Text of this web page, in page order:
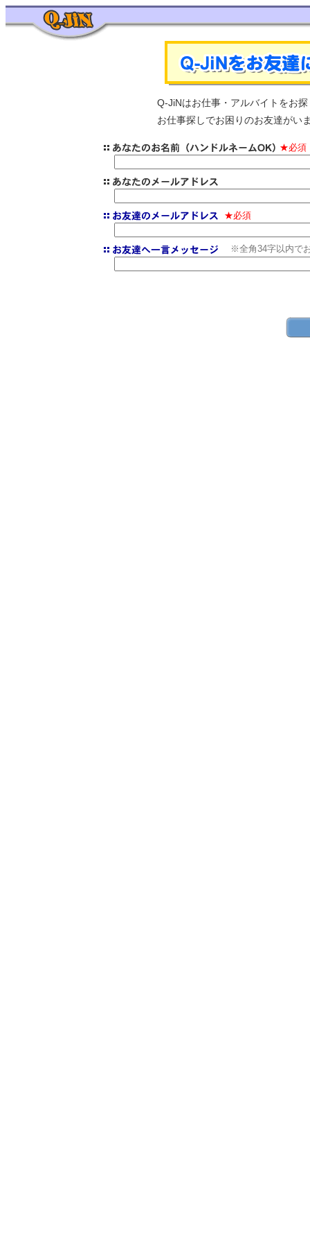
Q-JiNはお仕事・アルバイトをお
お仕事探しでお困りのお友達がい
★必須
★必須
※全角34字以内で